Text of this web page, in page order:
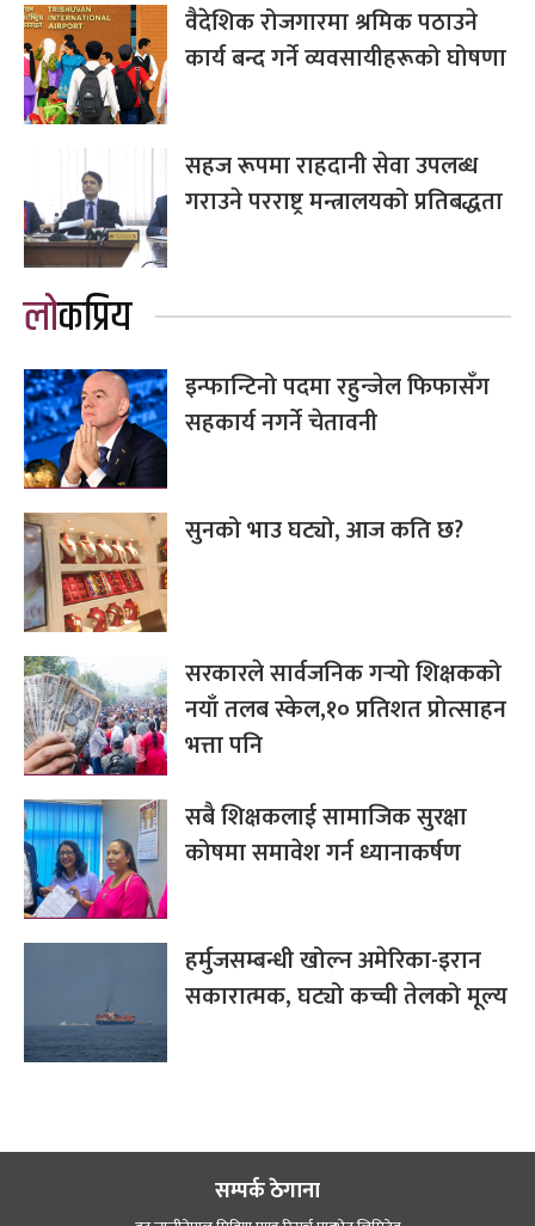
वैदेशिक रोजगारमा श्रमिक पठाउने
कार्य बन्द गर्ने व्यवसायीहरूको घोषणा
सहज रूपमा राहदानी सेवा उपलब्ध
गराउने परराष्ट्र मन्त्रालयको प्रतिबद्धता
लोकप्रिय
इन्फान्टिनो पदमा रहुन्जेल फिफासँग
सहकार्य नगर्ने चेतावनी
सुनको भाउ घट्यो, आज कति छ?
सरकारले सार्वजनिक गर्‍यो शिक्षकको
नयाँ तलब स्केल,१० प्रतिशत प्रोत्साहन
भत्ता पनि
सबै शिक्षकलाई सामाजिक सुरक्षा
कोषमा समावेश गर्न ध्यानाकर्षण
हर्मुजसम्बन्धी खोल्न अमेरिका-इरान
सकारात्मक, घट्यो कच्ची तेलको मूल्य
सम्पर्क ठेगाना